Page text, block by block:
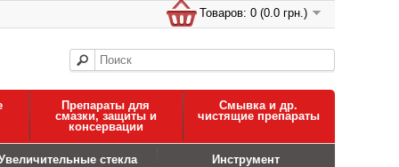
Товаров: 0 (0.0 грн.)
Препараты для
смазки, защиты и
консервации
Смывка и др.
чистящие препараты
стекла Инструмент